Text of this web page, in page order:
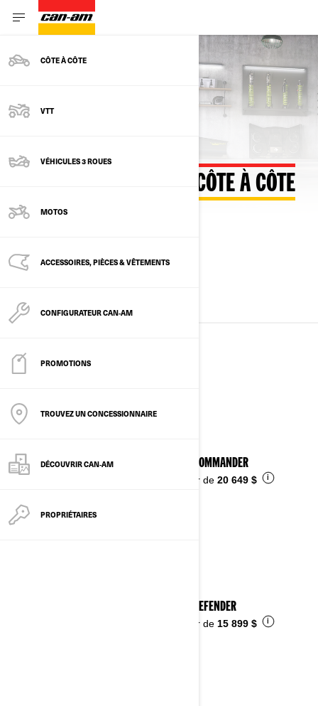
CÔTE À CÔTE
VTT
VÉHICULES 3 ROUES
MOTOS
ACCESSOIRES, PIÈCES & VÊTEMENTS
CONFIGURATEUR CAN‑AM
PROMOTIONS
TROUVEZ UN CONCESSIONNAIRE
DÉCOUVRIR CAN‑AM
PROPRIÉTAIRES
Retour au configurateur
PERSONNALISEZ VOTRE CÔTE À CÔTE
VÉHICULES CÔTE À CÔTE
2026 COMMANDER
À partir de 20 649 $ i
2026 DEFENDER
À partir de 15 899 $ i